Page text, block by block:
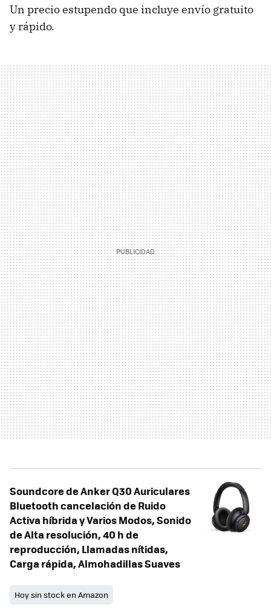
Un precio estupendo que incluye envío gratuito
y rápido.
Soundcore de Anker Q30 Auriculares
Bluetooth cancelación de Ruido
Activa híbrida y Varios Modos, Sonido
de Alta resolución, 40 h de
reproducción, Llamadas nítidas,
Carga rápida, Almohadillas Suaves
Hoy sin stock en Amazon